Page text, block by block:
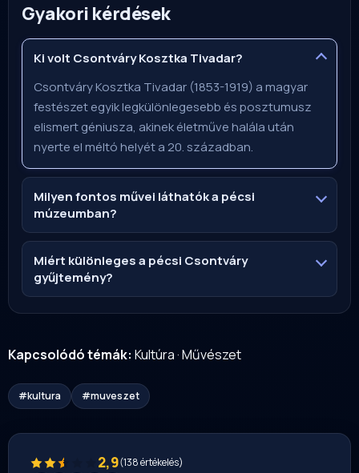
Gyakori kérdések
Ki volt Csontváry Kosztka Tivadar?
Csontváry Kosztka Tivadar (1853-1919) a magyar
festészet egyik legkülönlegesebb és posztumusz
elismert géniusza, akinek életműve halála után
nyerte el méltó helyét a 20. században.
Milyen fontos művei láthatók a pécsi
múzeumban?
Miért különleges a pécsi Csontváry
gyűjtemény?
Kapcsolódó témák: Kultúra·Művészet
#kultura #muveszet
2,9(138 értékelés)